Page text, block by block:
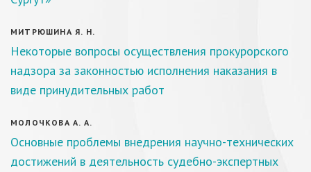
МИТРЮШИНА Я. Н.
Некоторые вопросы осуществления прокурорского
надзора за законностью исполнения наказания в
виде принудительных работ
МОЛОЧКОВА А. А.
Основные проблемы внедрения научно-технических
достижений в деятельность судебно-экспертных